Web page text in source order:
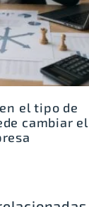
el tipo de
cambiar el